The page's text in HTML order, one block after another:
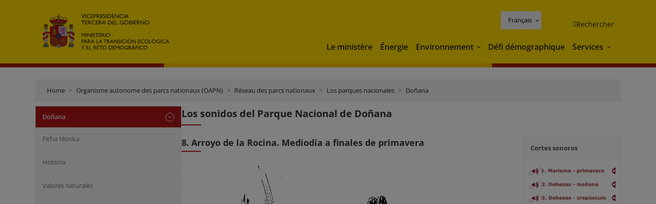
Français Rechercher
Le ministère Énergie Environnement Environnement
Défi démographique Services Services
Home Organisme autonome des parcs nationaux (OAPN) Réseau des parcs nationaux Los parques nacionales Doñana
Doñana
Ficha técnica
Historia
Valores naturales
Los sonidos del Parque Nacional de Doñana
8. Arroyo de la Rocina. Mediodía a finales de primavera Cortes sonoros